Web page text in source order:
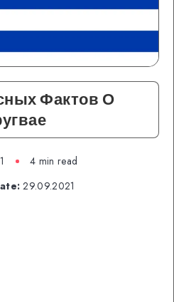
Фактов О
4 min read
29.09.2021